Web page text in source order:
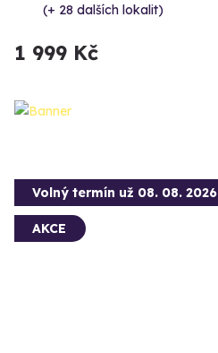
(+ 28 dalších lokalit)
1 999 Kč
Volný termín už 08. 08. 2026
AKCE